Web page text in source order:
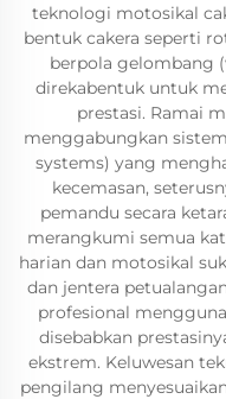
teknologi motosikal
bentuk cakera seperti
berpola gelombang
direkabentuk untuk
prestasi. Ramai
menggabungkan
systems) yang
kecemasan,
pemandu secara
merangkumi semua
harian dan motosikal
dan jentera
profesional
disebabkan
ekstrem. Keluwesan
pengilang